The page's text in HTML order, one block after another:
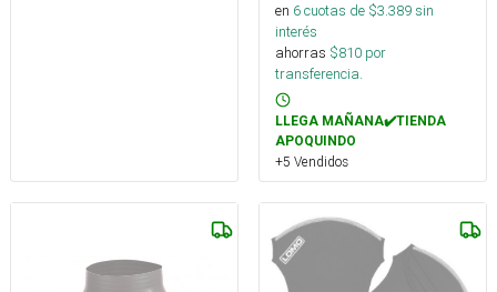
en 6cuotas de $3.389sin
interés
ahorras $810 por
transferencia.
LLEGA MAÑANA✔️TIENDA
APOQUINDO
+5 Vendidos